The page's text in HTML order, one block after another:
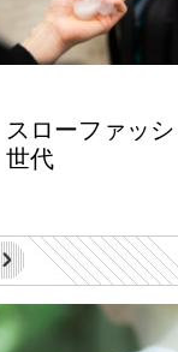
スローファッ
世代